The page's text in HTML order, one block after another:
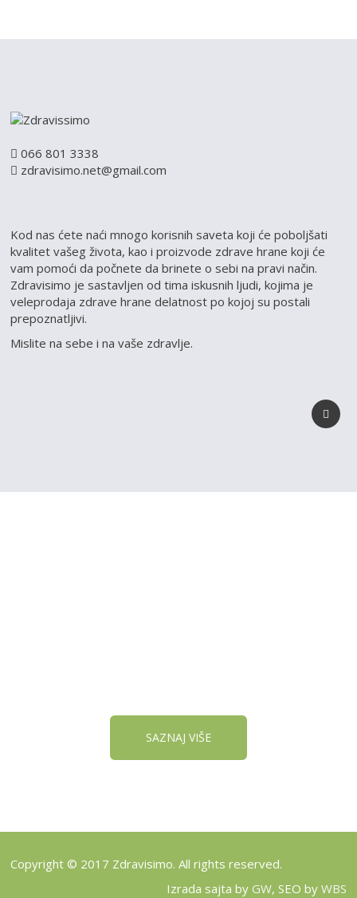
066 801 3338
zdravisimo.net@gmail.com
Kod nas ćete naći mnogo korisnih saveta koji će poboljšati
kvalitet vašeg života, kao i proizvode zdrave hrane koji će
vam pomoći da počnete da brinete o sebi na pravi način.
Zdravisimo je sastavljen od tima iskusnih ljudi, kojima je
veleprodaja zdrave hrane delatnost po kojoj su postali
prepoznatljivi.
Mislite na sebe i na vaše zdravlje.
SAZNAJ VIŠE
Copyright © 2017 Zdravisimo. All rights reserved.
Izrada sajta by GW, SEO by WBS